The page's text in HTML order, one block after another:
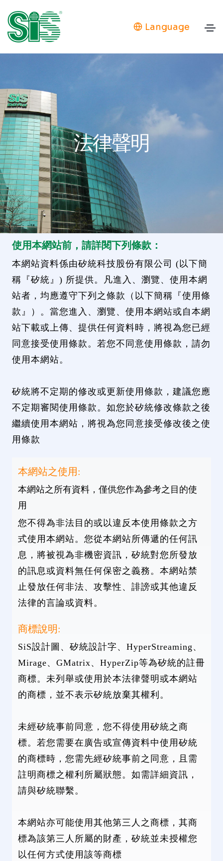
Language
法律聲明
使用本網站前，請詳閱下列條款：
本網站資料係由矽統科技股份有限公司 (以下簡
稱『矽統』) 所提供。凡進入、瀏覽、使用本網
站者，均應遵守下列之條款（以下簡稱『使用條
款』）。當您進入、瀏覽、使用本網站或自本網
站下載或上傳、提供任何資料時，將視為您已經
同意接受使用條款。若您不同意使用條款，請勿
使用本網站。
矽統將不定期的修改或更新使用條款，建議您應
不定期審閱使用條款。如您於矽統修改條款之後
繼續使用本網站，將視為您同意接受修改後之使
用條款
本網站之使用:
本網站之所有資料，僅供您作為參考之目的使
用
您不得為非法目的或以違反本使用條款之方
式使用本網站。您從本網站所傳遞的任何訊
息，將被視為非機密資訊，矽統對您所發放
的訊息或資料無任何保密之義務。本網站禁
止發放任何非法、攻擊性、誹謗或其他違反
法律的言論或資料。
商標說明:
SiS設計圖、矽統設計字、HyperStreaming、
Mirage、GMatrix、HyperZip等為矽統的註冊
商標。未列舉或使用於本法律聲明或本網站
的商標，並不表示矽統放棄其權利。
未經矽統事前同意，您不得使用矽統之商
標。若您需要在廣告或宣傳資料中使用矽統
的商標時，您需先經矽統事前之同意，且需
註明商標之權利所屬狀態。如需詳細資訊，
請與矽統聯繫。
本網站亦可能使用其他第三人之商標，其商
標為該第三人所屬的財產，矽統並未授權您
以任何方式使用該等商標